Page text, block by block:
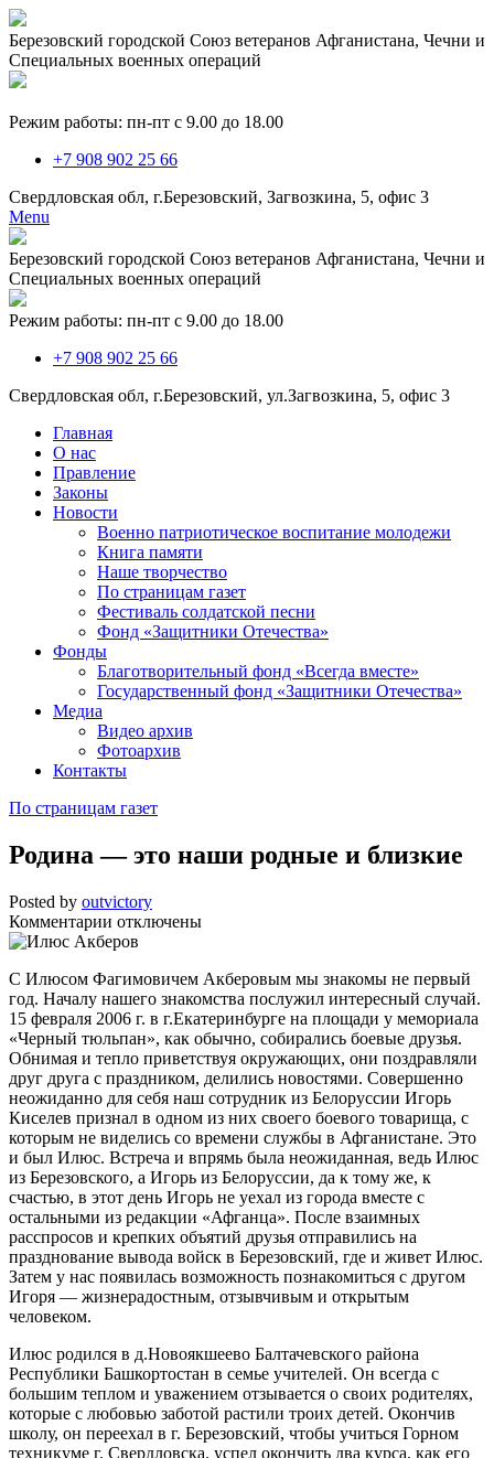
Березовский городской Союз ветеранов Афганистана, Чечни и
Специальных военных операций
Режим работы: пн-пт с 9.00 до 18.00
+7 908 902 25 66
Свердловская обл, г.Березовский, Загвозкина, 5, офис 3
Menu
Березовский городской Союз ветеранов Афганистана, Чечни и
Специальных военных операций
Режим работы: пн-пт с 9.00 до 18.00
+7 908 902 25 66
Свердловская обл, г.Березовский, ул.Загвозкина, 5, офис 3
Главная
О нас
Правление
Законы
Новости
Военно патриотическое воспитание молодежи
Книга памяти
Наше творчество
По страницам газет
Фестиваль солдатской песни
Фонд «Защитники Отечества»
Фонды
Благотворительный фонд «Всегда вместе»
Государственный фонд «Защитники Отечества»
Медиа
Видео архив
Фотоархив
Контакты
По страницам газет
Родина — это наши родные и близкие
Posted by outvictory
Комментарии к
записи
—
это
наши
родные
и
близкие
отключены
С Илюсом Фагимовичем Акберовым мы знакомы не первый
год. Началу нашего знакомства послужил интересный случай.
15 февраля 2006 г. в г.Екатеринбурге на площади у мемориала
«Черный тюльпан», как обычно, собирались боевые друзья.
Обнимая и тепло приветствуя окружающих, они поздравляли
друг друга с праздником, делились новостями. Совершенно
неожиданно для себя наш сотрудник из Белоруссии Игорь
Киселев признал в одном из них своего боевого товарища, с
которым не виделись со времени службы в Афганистане. Это
и был Илюс. Встреча и впрямь была неожиданная, ведь Илюс
из Березовского, а Игорь из Белоруссии, да к тому же, к
счастью, в этот день Игорь не уехал из города вместе с
остальными из редакции «Афганца». После взаимных
расспросов и крепких объятий друзья отправились на
празднование вывода войск в Березовский, где и живет Илюс.
Затем у нас появилась возможность познакомиться с другом
Игоря — жизнерадостным, отзывчивым и открытым
человеком.
Илюс родился в д.Новоякшеево Балтачевского района
Республики Башкортостан в семье учителей. Он всегда с
большим теплом и уважением отзывается о своих родителях,
которые с любовью заботой растили троих детей. Окончив
школу, он переехал в г. Березовский, чтобы учиться Горном
техникуме г. Свердловска. успел окончить два курса, как его